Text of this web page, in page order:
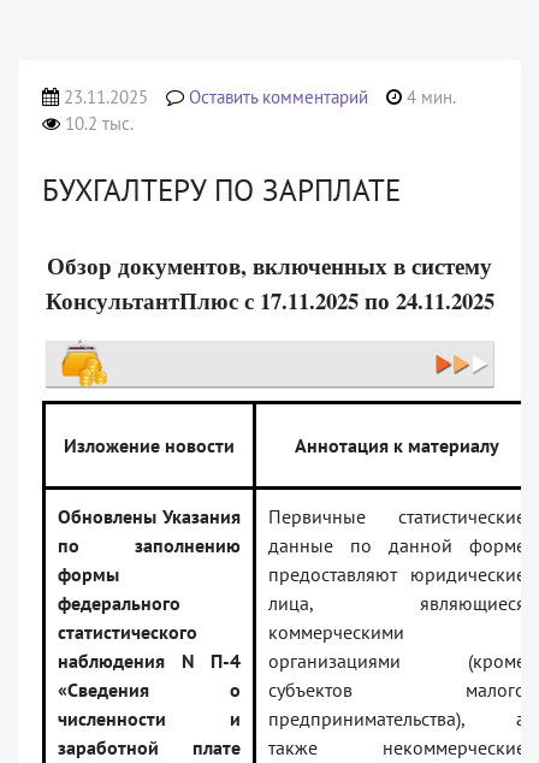
23.11.2025 Оставить комментарий
4 мин.
10.2 тыс.
БУХГАЛТЕРУ ПО ЗАРПЛАТЕ
Обзор документов, включенных в систему
КонсультантПлюс с 17.11.2025 по 24.11.2025
Изложение новости Аннотация к материалу
Обновлены Указания
по заполнению
формы
федерального
статистического
наблюдения N П-4
«Сведения о
численности и
заработной плате
Первичные статистические
данные по данной форме
предоставляют юридические
лица, являющиеся
коммерческими
организациями (кроме
субъектов малого
предпринимательства), а
также некоммерческие